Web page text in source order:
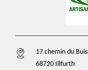
17 chemin du Buis
68720 Illfurth